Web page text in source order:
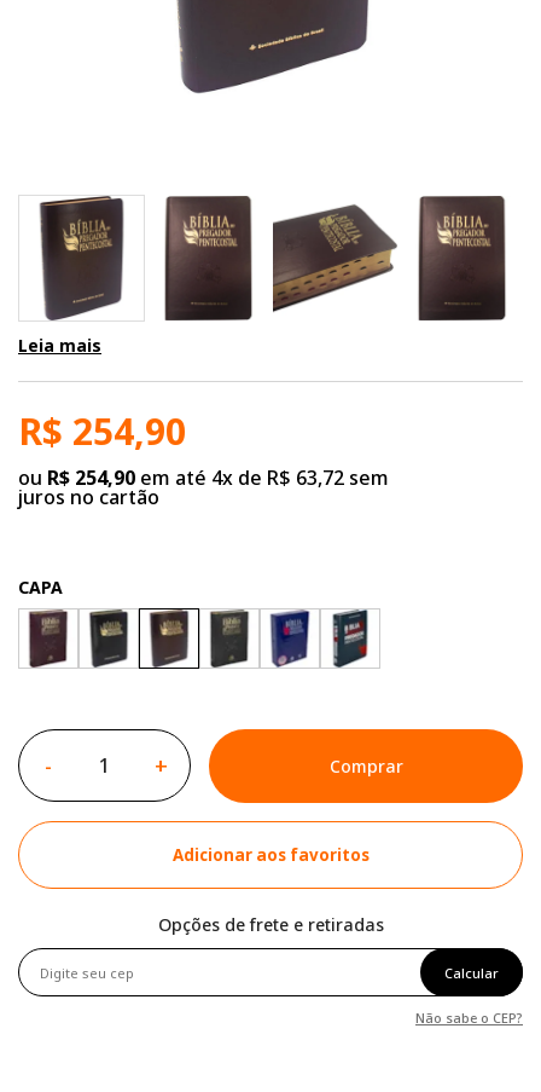
Leia mais
R$ 254,90
ou R$ 254,90 em até 4x de R$ 63,72 sem
juros no cartão
CAPA
- + Comprar
Adicionar aos favoritos
Opções de frete e retiradas
Calcular
Não sabe o CEP?